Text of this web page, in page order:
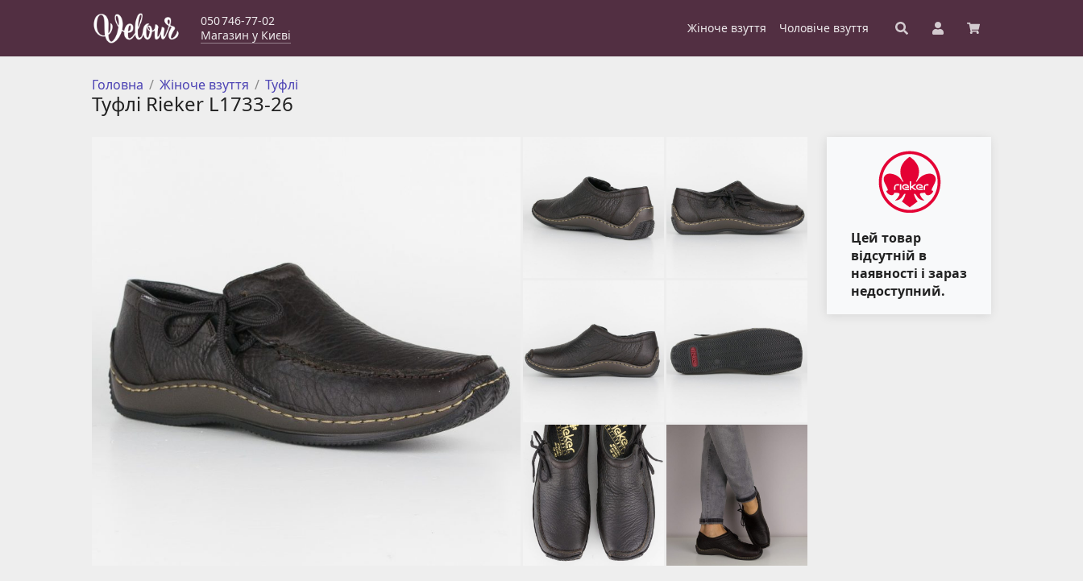
050 746-77-02
Магазин у Києві
Жіноче взуття Чоловіче взуття
Головна Жіноче взуття Туфлі
Туфлі Rieker L1733-26
Цей товар
відсутній в
наявності і зараз
недоступний.